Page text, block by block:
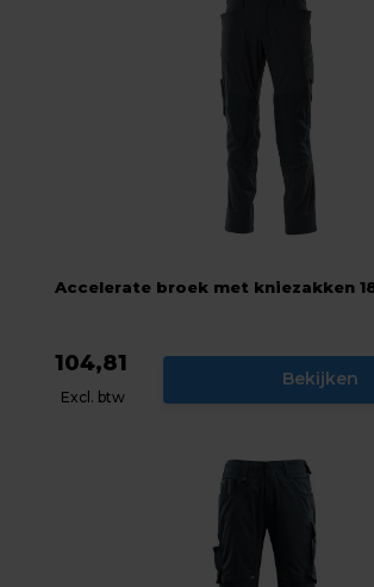
Accelerate broek met kniezakken
104,81
Excl. btw
Bekijken